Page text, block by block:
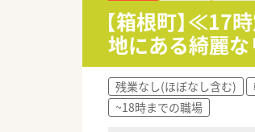
【箱根町】≪17
地にある綺麗
残業なし(ほぼなし含む)
~18時までの職場